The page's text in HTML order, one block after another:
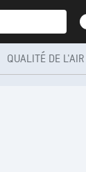
QUALITÉ DE L'AIR